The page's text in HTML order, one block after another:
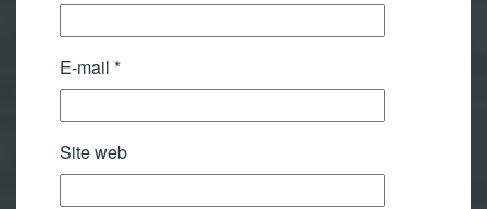
E-mail *
Site web